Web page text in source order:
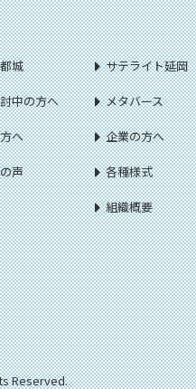
城 サテライト延岡
中の方へ メタバース
へ 企業の方へ
声 各種様式
組織概要
Reserved.